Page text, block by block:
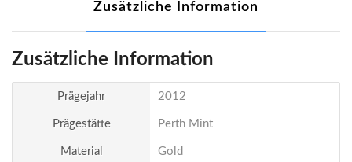
Zusätzliche Information
Zusätzliche Information
Prägejahr 2012
Prägestätte Perth Mint
Material Gold